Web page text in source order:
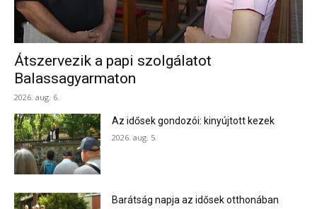
Átszervezik a papi szolgálatot
Balassagyarmaton
2026. aug. 6.
Az idősek gondozói: kinyújtott kezek
2026. aug. 5.
Barátság napja az idősek otthonában